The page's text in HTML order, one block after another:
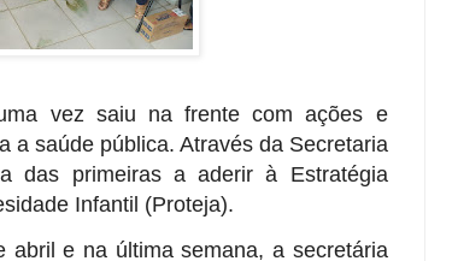
vez saiu na frente com ações e
a saúde pública. Através da Secretaria
das primeiras a aderir à Estratégia
Infantil (Proteja).
abril e na última semana, a secretária